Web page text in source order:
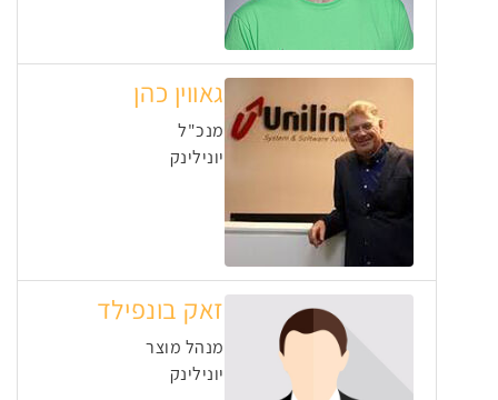
גאווין כהן
מנכ"ל
יונילינק
זאק בונפילד
מנהל מוצר
יונילינק